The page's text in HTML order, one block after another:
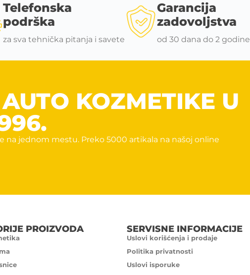
Telefonska
podrška
za sva tehnička pitanja i savete
Garancija
zadovoljstva
od 30 dana do 2 godine
KOZMETIKE U
na jednom mestu. Preko 5000 artikala na našoj online
PROIZVODA SERVISNE INFORMACIJE
Uslovi korišćenja i prodaje
Politika privatnosti
Uslovi isporuke